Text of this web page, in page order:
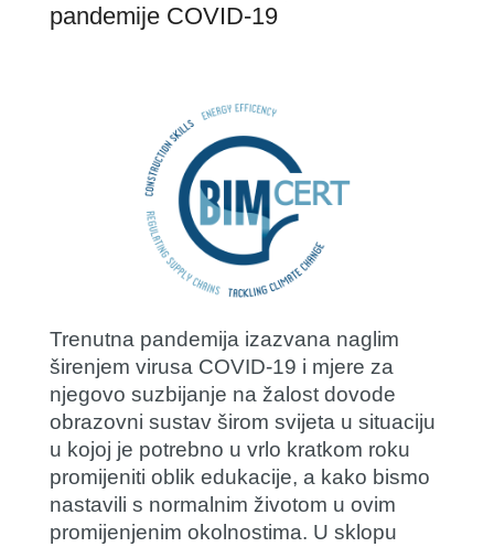
pandemije COVID-19
Trenutna pandemija izazvana naglim
širenjem virusa COVID-19 i mjere za
njegovo suzbijanje na žalost dovode
obrazovni sustav širom svijeta u situaciju
u kojoj je potrebno u vrlo kratkom roku
promijeniti oblik edukacije, a kako bismo
nastavili s normalnim životom u ovim
promijenjenim okolnostima. U sklopu